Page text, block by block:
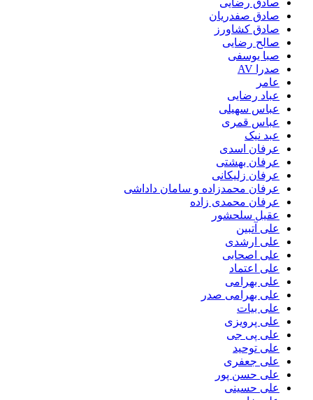
صادق رضایی
صادق صفدریان
صادق کشاورز
صالح رضایی
صبا یوسفی
صدرا AV
عامر
عباد رضایی
عباس سهیلی
عباس قمری
عبد نیک
عرفان اسدی
عرفان بهشتی
عرفان زلیکانی
عرفان محمدزاده و سامان داداشی
عرفان محمدی زاده
عقیل سلحشور
علی آتبین
علی ارشدی
علی اصحابی
علی اعتماد
علی بهرامی
علی بهرامی صدر
علی بیات
علی پرویزی
علی پی جی
علی توحید
علی جعفری
علی حسن پور
علی حسینی